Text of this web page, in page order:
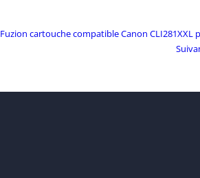
Commentaire
Fuzion cartouche compatible Canon CLI281XXL